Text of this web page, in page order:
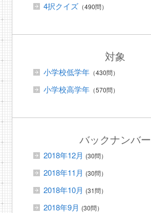
4択クイズ（490問）
対象
小学校低学年（430問）
小学校高学年（570問）
バックナンバー
2018年12月 (30問）
2018年11月 (30問）
2018年10月 (31問）
2018年9月 (30問）